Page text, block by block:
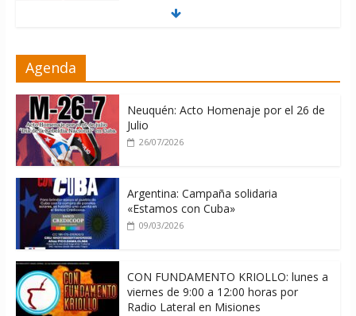
06/08/2026
06/08/2026
Agenda
Neuquén: Acto Homenaje por el 26 de
Julio
26/07/2026
Argentina: Campaña solidaria
«Estamos con Cuba»
09/03/2026
CON FUNDAMENTO KRIOLLO: lunes a
viernes de 9:00 a 12:00 horas por
Radio Lateral en Misiones